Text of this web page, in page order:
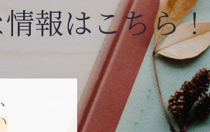
報はこちら！